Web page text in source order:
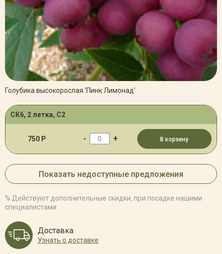
Голубика высокорослая 'Пинк Лимонад'
СК6, 2 летка, С2
750 Р - + В корзину
Показать недоступные предложения
% Действуют дополнительные скидки, при посадке нашими
специалистами
Доставка
Узнать о доставке